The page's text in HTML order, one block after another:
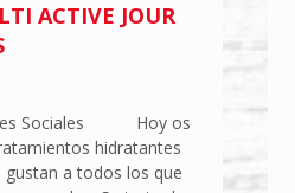
ACTIVE JOUR
Sociales Hoy os
hidratantes
gustan a todos los que